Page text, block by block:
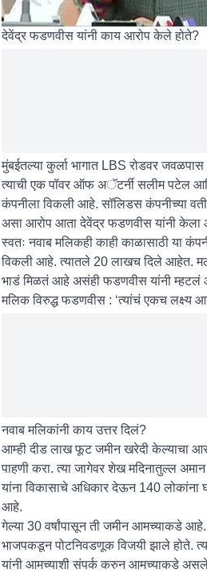
देवेंद्र फडणवीस यांनी काय आरोप केले होते?
मुंबईतल्या कुर्ला भागात LBS रोडवर जवळपास
त्याची एक पॉवर ऑफ अॅटर्नी सलीम पटेल आणि
कंपनीला विकली आहे. सॉलिडस कंपनीच्या
असा आरोप आता देवेंद्र फडणवीस यांनी केला
स्वतः नवाब मलिकही काही काळासाठी या
विकली आहे. त्यातले 20 लाखच दिले आहेत. मला
भाडं मिळतं आहे असंही फडणवीस यांनी म्हटलं
मलिक विरुद्ध फडणवीस : ‘त्यांचं एकच लक्ष्य
नवाब मलिकांनी काय उत्तर दिलं?
आम्ही दीड लाख फूट जमीन खरेदी केल्याचा
पाहणी करा. त्या जागेवर शेख मदिनातुल्ल
यांना विकासाचे अधिकार देऊन 140
आहे.
गेल्या 30 वर्षांपासून ती जमीन आमच्याकडे आहे.
भाजपकडून पोटनिवडणूक विजयी झाले होते.
यांनी आमच्याशी संपर्क करुन आमच्याकडे